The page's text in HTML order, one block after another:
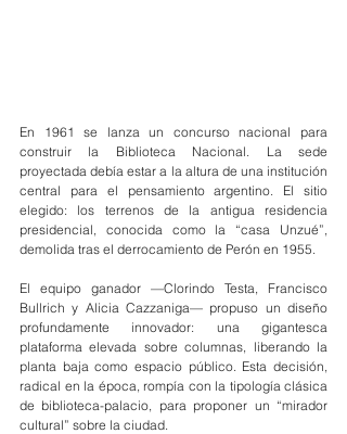
En 1961 se lanza un concurso nacional para
construir la Biblioteca Nacional. La sede
proyectada debía estar a la altura de una institución
central para el pensamiento argentino. El sitio
elegido: los terrenos de la antigua residencia
presidencial, conocida como la “casa Unzué”,
demolida tras el derrocamiento de Perón en 1955.
El equipo ganador —Clorindo Testa, Francisco
Bullrich y Alicia Cazzaniga— propuso un diseño
profundamente innovador: una gigantesca
plataforma elevada sobre columnas, liberando la
planta baja como espacio público. Esta decisión,
radical en la época, rompía con la tipología clásica
de biblioteca-palacio, para proponer un “mirador
cultural” sobre la ciudad.